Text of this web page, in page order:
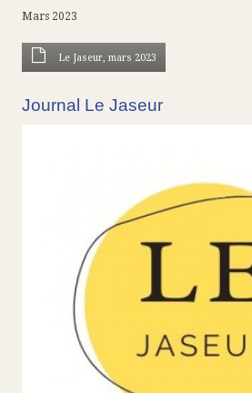
Mars 2023
Le Jaseur, mars 2023
Journal Le Jaseur